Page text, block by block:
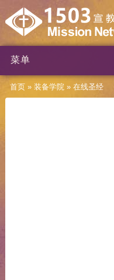
菜单
首页» 装备学院 » 在线圣经